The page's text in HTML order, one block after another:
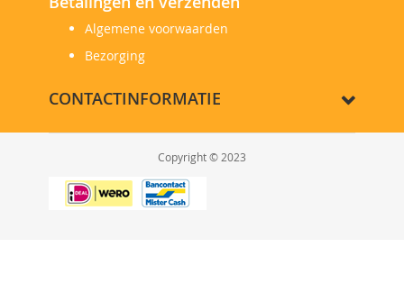
Algemene voorwaarden
Bezorging
CONTACTINFORMATIE
Copyright © 2023